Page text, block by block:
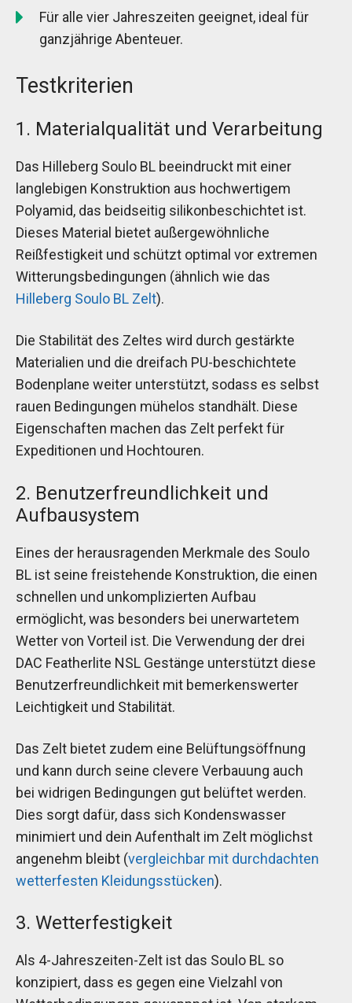
Für alle vier Jahreszeiten geeignet, ideal für
ganzjährige Abenteuer.
Testkriterien
1. Materialqualität und Verarbeitung
Das Hilleberg Soulo BL beeindruckt mit einer
langlebigen Konstruktion aus hochwertigem
Polyamid, das beidseitig silikonbeschichtet ist.
Dieses Material bietet außergewöhnliche
Reißfestigkeit und schützt optimal vor extremen
Witterungsbedingungen (ähnlich wie das
Hilleberg Soulo BL Zelt).
Die Stabilität des Zeltes wird durch gestärkte
Materialien und die dreifach PU-beschichtete
Bodenplane weiter unterstützt, sodass es selbst
rauen Bedingungen mühelos standhält. Diese
Eigenschaften machen das Zelt perfekt für
Expeditionen und Hochtouren.
2. Benutzerfreundlichkeit und
Aufbausystem
Eines der herausragenden Merkmale des Soulo
BL ist seine freistehende Konstruktion, die einen
schnellen und unkomplizierten Aufbau
ermöglicht, was besonders bei unerwartetem
Wetter von Vorteil ist. Die Verwendung der drei
DAC Featherlite NSL Gestänge unterstützt diese
Benutzerfreundlichkeit mit bemerkenswerter
Leichtigkeit und Stabilität.
Das Zelt bietet zudem eine Belüftungsöffnung
und kann durch seine clevere Verbauung auch
bei widrigen Bedingungen gut belüftet werden.
Dies sorgt dafür, dass sich Kondenswasser
minimiert und dein Aufenthalt im Zelt möglichst
angenehm bleibt (vergleichbar mit durchdachten
wetterfesten Kleidungsstücken).
3. Wetterfestigkeit
Als 4-Jahreszeiten-Zelt ist das Soulo BL so
konzipiert, dass es gegen eine Vielzahl von